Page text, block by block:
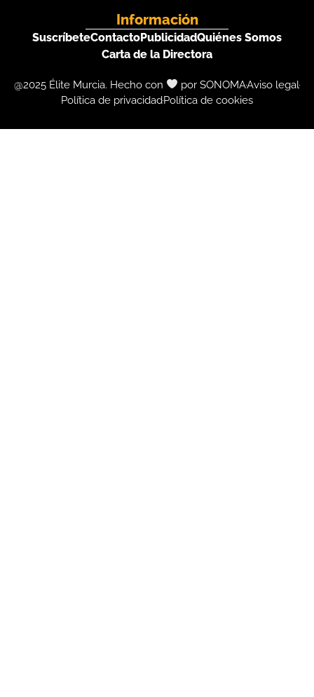
Información
SuscríbeteContactoPublicidadQuiénes Somos
Carta de la Directora
@2025 Élite Murcia. Hecho con por SONOMAAviso legal
Política de privacidadPolítica de cookies